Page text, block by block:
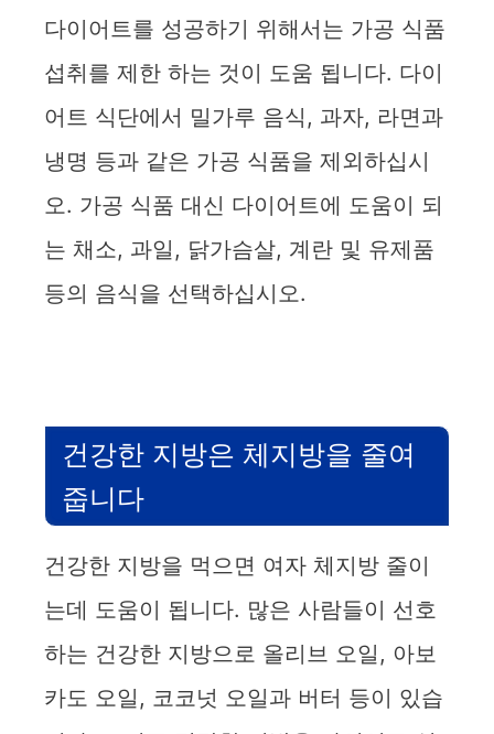
다이어트를 성공하기 위해서는 가공 식품
섭취를 제한 하는 것이 도움 됩니다. 다이
어트 식단에서 밀가루 음식, 과자, 라면과
냉명 등과 같은 가공 식품을 제외하십시
오. 가공 식품 대신 다이어트에 도움이 되
는 채소, 과일, 닭가슴살, 계란 및 유제품
등의 음식을 선택하십시오.
건강한 지방은 체지방을 줄여
줍니다
건강한 지방을 먹으면 여자 체지방 줄이
는데 도움이 됩니다. 많은 사람들이 선호
하는 건강한 지방으로 올리브 오일, 아보
카도 오일, 코코넛 오일과 버터 등이 있습